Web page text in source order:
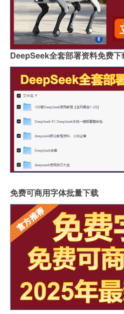
DeepSeek全套部署资料免费下
免费可商用字体批量下载